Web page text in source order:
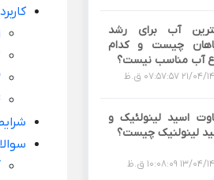
آب برای رشد
چیست و کدام
آب مناسب نیست؟
07:57:57 ق.ظ
اسید لینولئیک و
لینولنیک چیست؟
10:08:09 ق.ظ